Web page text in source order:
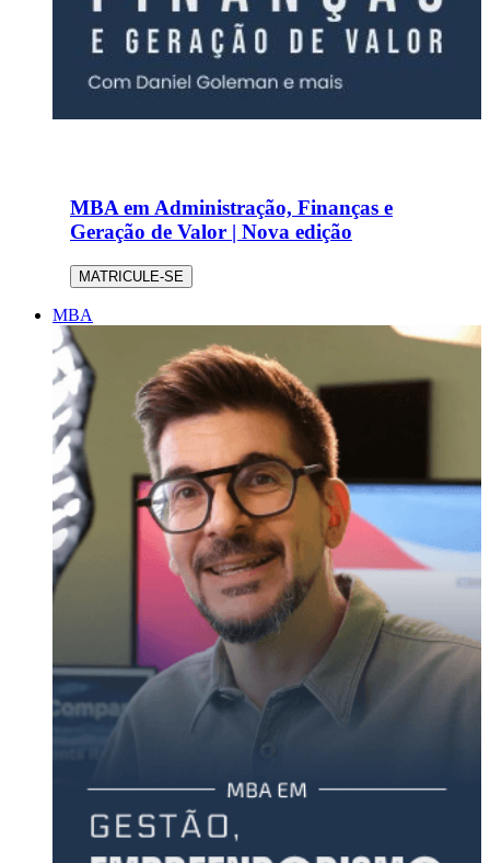
MBA em Administração, Finanças e
Geração de Valor | Nova edição
MATRICULE-SE
MBA